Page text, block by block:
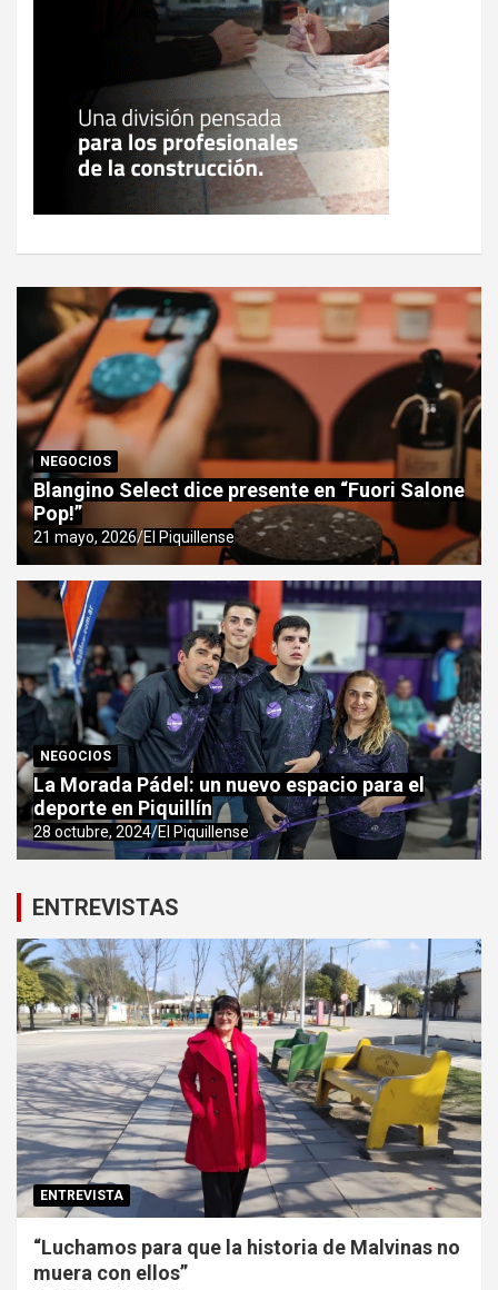
NEGOCIOS
Blangino Select dice presente en “Fuori Salone
Pop!”
21 mayo, 2026 El Piquillense
NEGOCIOS
La Morada Pádel: un nuevo espacio para el
deporte en Piquillín
28 octubre, 2024 El Piquillense
ENTREVISTAS
ENTREVISTA
“Luchamos para que la historia de Malvinas no
muera con ellos”